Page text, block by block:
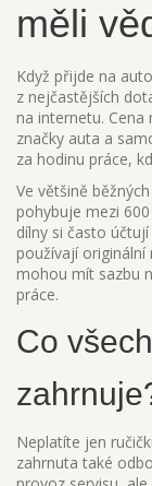
měli
Když přijde na
z nejčastějších
na internetu.
značky auta a
za hodinu práce,
Ve většině
pohybuje mezi
dílny si často
používají originální
mohou mít sazbu
práce.
Co
Neplatíte jen
zahrnuta také